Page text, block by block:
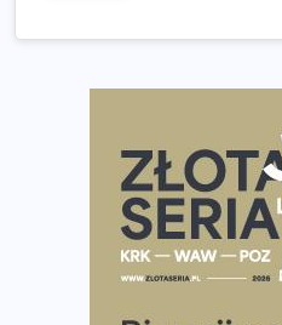
Ponad 12 tysięcy
Tętno vs tempo – czym
Co ma dużo białka?
Rozbiegany Olsztyn szykuje
półmaratonem
Już w tę sobotę 35. Bieg